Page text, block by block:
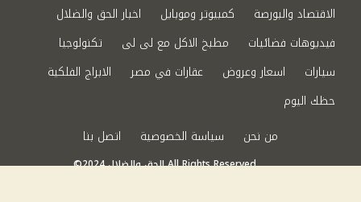
الاقتصاد والبورصة
كمبيوتر وموبايل
اخبار الحق والضلال
فيديوهات فضائيات
مطبخ الاكل مع لى لى
تكنولوجيا
سيارات
اسعار وعروض عقارات في مصر
الابراج الفلكية
حظك اليوم
من نحن
سياسة الخصوصية اتصل بنا
©2024 الحق والضلال All Rights Reserved.